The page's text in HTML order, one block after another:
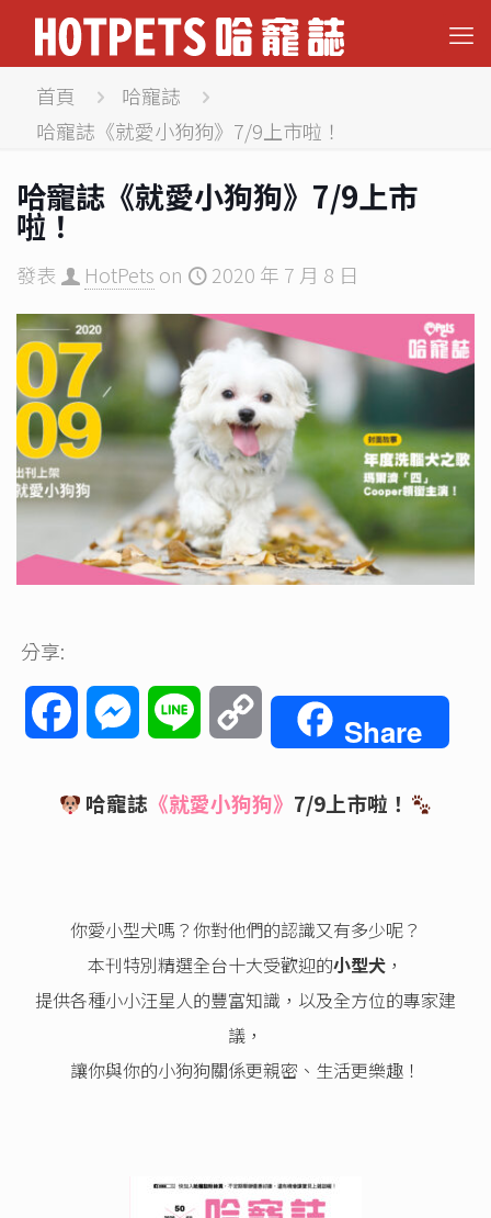
首頁
哈寵誌
哈寵誌《就愛小狗狗》7/9上市啦！
哈寵誌《就愛小狗狗》7/9上市
啦！
發表 HotPets on 2020 年 7 月 8 日
分享:
FacebookMessenger
Line
Copy
Share
哈寵誌 《就愛小狗狗》 7/9上市啦！
你愛小型犬嗎？你對他們的認識又有多少呢？
本刊特別精選全台十大受歡迎的小型犬，
提供各種小小汪星人的豐富知識，以及全方位的專家建
議，
讓你與你的小狗狗關係更親密、生活更樂趣！